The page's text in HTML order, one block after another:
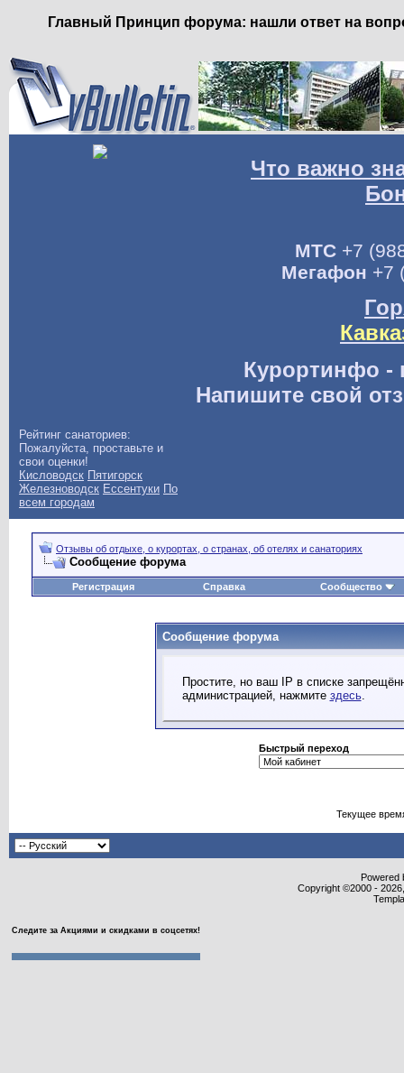
Главный Принцип форума: нашли ответ на
Что важно
МТС+7
Мегафон +7
Курортинфо -
Напишите свой
Рейтинг санаториев:
Пожалуйста, проставьте и
свои оценки!
Кисловодск Пятигорск
Железноводск Ессентуки По
всем городам
Отзывы об отдыхе, о курортах, о странах, об отелях и санаториях
Сообщение форума
Регистрация Справка Сообщество
Сообщение форума
Простите, но ваш IP в списке
администрацией, нажмите здесь.
Быстрый переход
Текущее
Powered
Copyright ©2000 -
Следите за Акциями и скидками в соцсетях!